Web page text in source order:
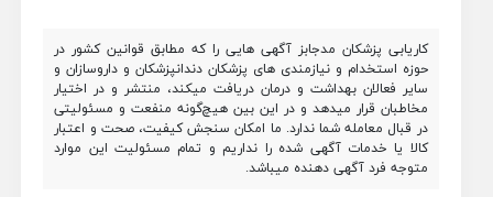
کاریابی پزشکان مدجابز آگهی هایی را که مطابق قوانین کشور در
حوزه استخدام و نیازمندی های پزشکان دندانپزشکان و داروسازان و
سایر فعالان بهداشت و درمان دریافت میکند، منتشر و در اختیار
مخاطبان قرار میدهد و در این بین هیچ‌گونه منفعت و مسئولیتی
در قبال معامله شما ندارد. ما امکان سنجش کیفیت، صحت و اعتبار
کالا یا خدمات آگهی شده را نداریم و تمام مسئولیت این موارد
متوجه فرد آگهی دهنده میباشد.